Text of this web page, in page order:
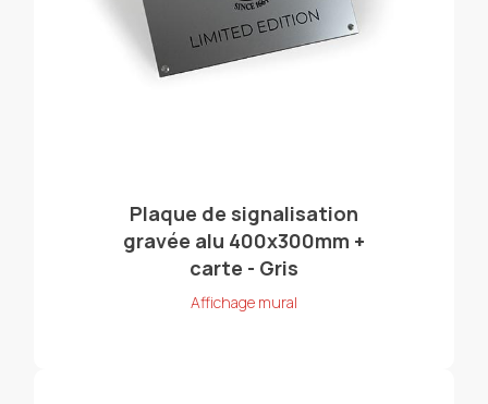
Plaque de signalisation
gravée alu 400x300mm +
carte - Gris
Affichage mural